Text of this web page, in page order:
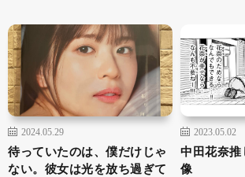
2024.05.29
待っていたのは、僕だけじゃ
ない。彼女は光を放ち過ぎて
2023.05.02
中田花奈推
像